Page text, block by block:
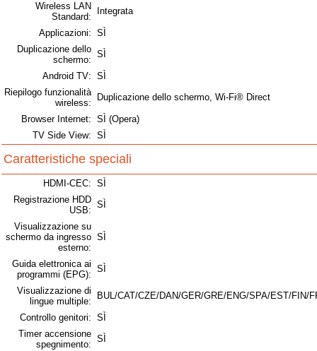
Wireless LAN
Standard:
Integrata
Applicazioni: SÌ
Duplicazione dello
schermo:
SÌ
Android TV: SÌ
Riepilogo funzionalità
wireless:
Duplicazione dello schermo, Wi-Fi® Direct
Browser Internet: SÌ (Opera)
TV Side View: SÌ
Caratteristiche speciali
HDMI-CEC: SÌ
Registrazione HDD
USB:
SÌ
Visualizzazione su
schermo da ingresso
esterno:
SÌ
Guida elettronica ai
programmi (EPG):
SÌ
Visualizzazione di
lingue multiple:
BUL/CAT/CZE/DAN/GER/GRE/ENG/SPA/EST/FIN/
Controllo genitori: SÌ
Timer accensione
spegnimento:
SÌ